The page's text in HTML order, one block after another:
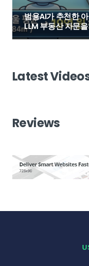
범용AI가 추천한
LLM 부동산 자문
Latest
Reviews